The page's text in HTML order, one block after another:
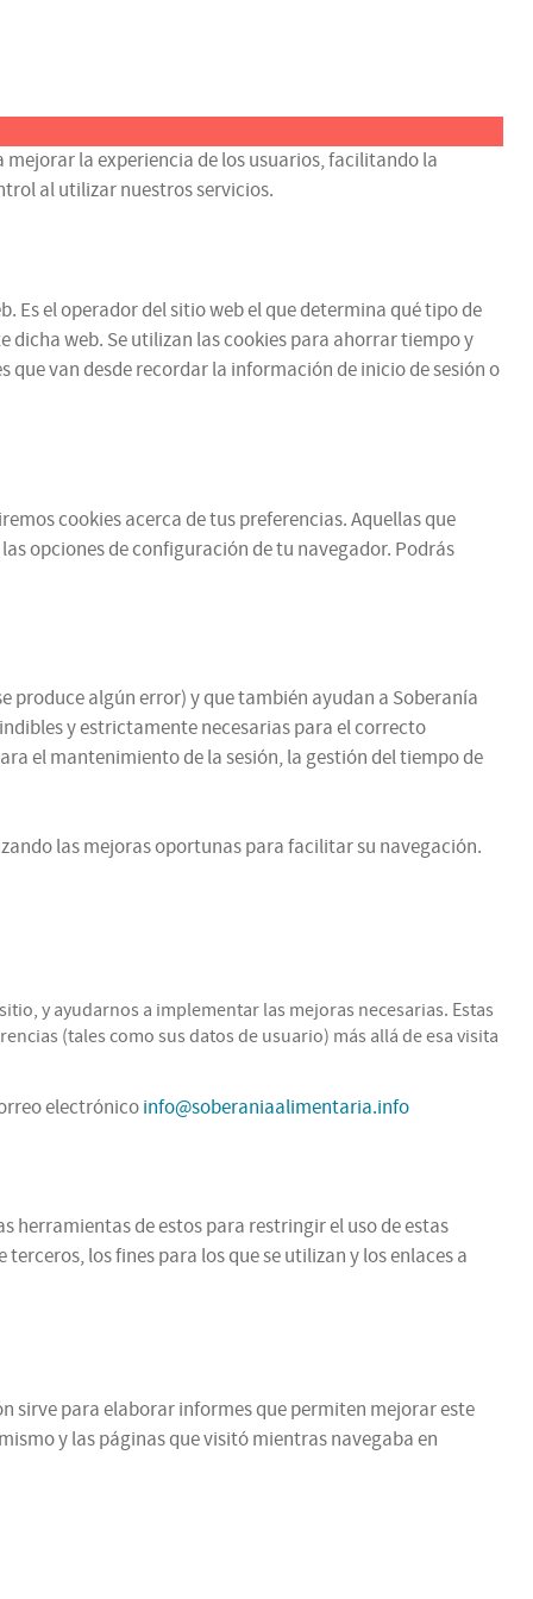
la experiencia de los usuarios, facilitando la
al utilizar nuestros servicios.
Es el operador del sitio web el que determina qué tipo de
dicha web. Se utilizan las cookies para ahorrar tiempo y
van desde recordar la información de inicio de sesión o
cookies acerca de tus preferencias. Aquellas que
opciones de configuración de tu navegador. Podrás
produce algún error) y que también ayudan a Soberanía
y estrictamente necesarias para el correcto
el mantenimiento de la sesión, la gestión del tiempo de
las mejoras oportunas para facilitar su navegación.
y ayudarnos a implementar las mejoras necesarias. Estas
(tales como sus datos de usuario) más allá de esa visita
electrónicoinfo@soberaniaalimentaria.info
herramientas de estos para restringir el uso de estas
los fines para los que se utilizan y los enlaces a
sirve para elaborar informes que permiten mejorar este
y las páginas que visitó mientras navegaba en